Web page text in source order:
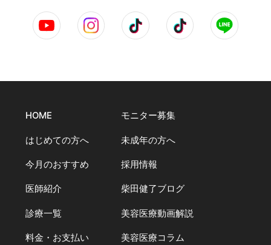
HOME
はじめての方へ
今月のおすすめ
医師紹介
診療一覧
料金・お支払い
モニター募集
未成年の方へ
採用情報
柴田健了ブログ
美容医療動画解説
美容医療コラム